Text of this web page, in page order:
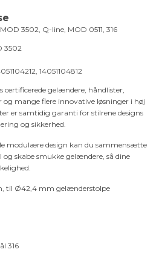
3502, Q-line, MOD 0511, 316
3502
14051104812
certificerede gelændere, håndlister,
og mange flere innovative løsninger i høj
er samtidig garanti for stilrene designs
og sikkerhed.
modulære design kan du sammensætte
skabe smukke gelændere, så dine
til Ø42,4 mm gelænderstolpe
316